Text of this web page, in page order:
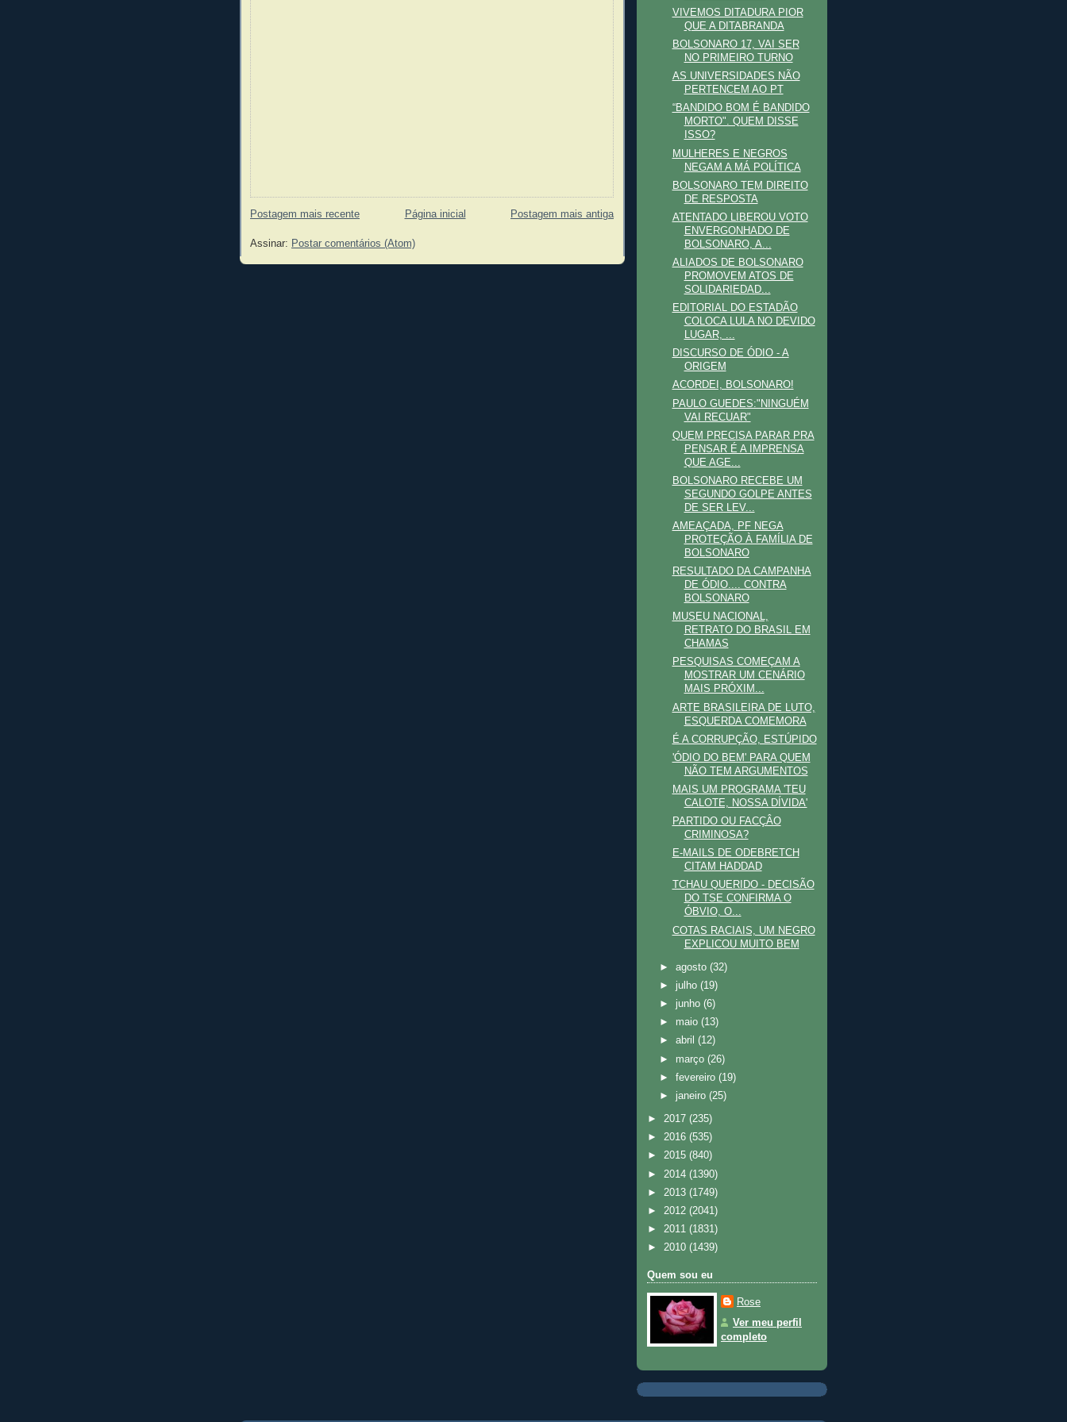
Postagem mais recente Postagem mais antiga
Página inicial
Assinar: Postar comentários (Atom)
VIVEMOS DITADURA PIOR
QUE A DITABRANDA
BOLSONARO 17, VAI SER
NO PRIMEIRO TURNO
AS UNIVERSIDADES NÃO
PERTENCEM AO PT
“BANDIDO BOM É BANDIDO
MORTO". QUEM DISSE
ISSO?
MULHERES E NEGROS
NEGAM A MÁ POLÍTICA
BOLSONARO TEM DIREITO
DE RESPOSTA
ATENTADO LIBEROU VOTO
ENVERGONHADO DE
BOLSONARO, A...
ALIADOS DE BOLSONARO
PROMOVEM ATOS DE
SOLIDARIEDAD...
EDITORIAL DO ESTADÃO
COLOCA LULA NO DEVIDO
LUGAR, ...
DISCURSO DE ÓDIO - A
ORIGEM
ACORDEI, BOLSONARO!
PAULO GUEDES:"NINGUÉM
VAI RECUAR"
QUEM PRECISA PARAR PRA
PENSAR É A IMPRENSA
QUE AGE...
BOLSONARO RECEBE UM
SEGUNDO GOLPE ANTES
DE SER LEV...
AMEAÇADA, PF NEGA
PROTEÇÃO À FAMÍLIA DE
BOLSONARO
RESULTADO DA CAMPANHA
DE ÓDIO.... CONTRA
BOLSONARO
MUSEU NACIONAL,
RETRATO DO BRASIL EM
CHAMAS
PESQUISAS COMEÇAM A
MOSTRAR UM CENÁRIO
MAIS PRÓXIM...
ARTE BRASILEIRA DE LUTO,
ESQUERDA COMEMORA
É A CORRUPÇÃO, ESTÚPIDO
'ÓDIO DO BEM' PARA QUEM
NÃO TEM ARGUMENTOS
MAIS UM PROGRAMA 'TEU
CALOTE, NOSSA DÍVIDA'
PARTIDO OU FACÇÂO
CRIMINOSA?
E-MAILS DE ODEBRETCH
CITAM HADDAD
TCHAU QUERIDO - DECISÃO
DO TSE CONFIRMA O
ÓBVIO, O...
COTAS RACIAIS, UM NEGRO
EXPLICOU MUITO BEM
►agosto(32)
► julho(19)
► junho(6)
► maio(13)
►abril(12)
► março(26)
►fevereiro(19)
► janeiro(25)
► 2017 (235)
► 2016 (535)
► 2015 (840)
► 2014 (1390)
► 2013 (1749)
► 2012 (2041)
► 2011 (1831)
► 2010 (1439)
Quem sou eu
Rose
Ver meu perfil
completo